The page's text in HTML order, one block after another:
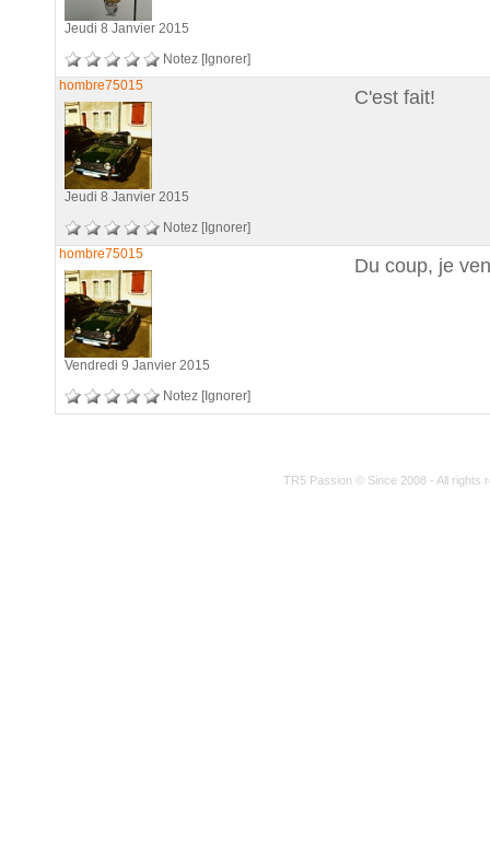
Jeudi 8 Janvier 2015
Notez [Ignorer]
hombre75015
Jeudi 8 Janvier 2015
Notez [Ignorer]
C'est fait!
hombre75015
Vendredi 9 Janvier 2015
Notez [Ignorer]
Du coup, je
TR5 Passion © Since 2008 - All rights